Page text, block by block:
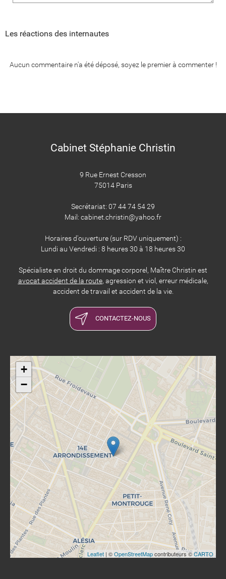
Les réactions des internautes
Aucun commentaire n'a été déposé, soyez le premier à commenter !
Cabinet Stéphanie Christin
9 Rue Ernest Cresson
75014 Paris
​​​​​​​Secrétariat: 07 44 74 54 29
Mail: cabinet.christin@yahoo.fr
Horaires d'ouverture (sur RDV uniquement) :
Lundi au Vendredi : 8 heures 30 à 18 heures 30
Spécialiste en droit du dommage corporel, Maître Christin est
avocat accident de la route, agression et viol, erreur médicale,
accident de travail et accident de la vie.
CONTACTEZ-NOUS
+
−
Leaflet | ©OpenStreetMapcontributeurs ©CARTO